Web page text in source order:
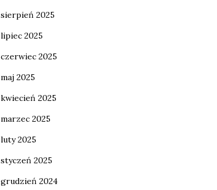
sierpień 2025
lipiec 2025
czerwiec 2025
maj 2025
kwiecień 2025
marzec 2025
luty 2025
styczeń 2025
grudzień 2024